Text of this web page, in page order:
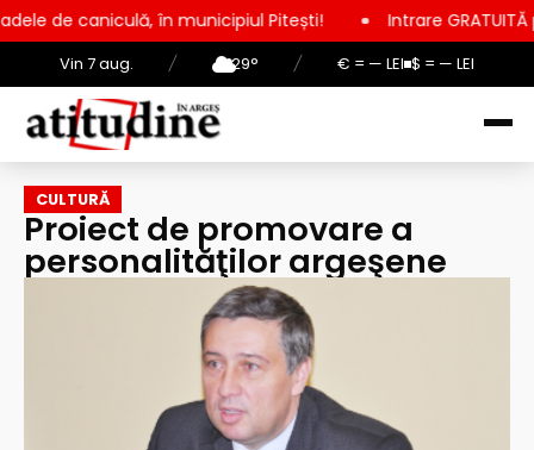
Vin 7 aug. / 29° / € = — LEI $ = — LEI
în municipiul Pitești! Intrare GRATUITĂ pentru
CULTURĂ
Proiect de promovare a
personalităţilor argeşene